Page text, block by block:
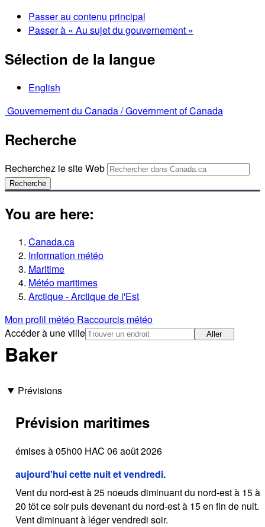
Passer au contenu principal
Passer à « Au sujet du gouvernement »
Sélection de la langue
English
Gouvernement du Canada /Government of Canada
Recherche
Recherchez le site Web
Recherche
You are here:
Canada.ca
Information météo
Maritime
Météo maritimes
Arctique - Arctique de l'Est
Mon profil météo Raccourcis météo
Accéder à une ville
Aller
Baker
Prévisions
Prévision maritimes
émises à 05h00 HAC 06 août 2026
aujourd'hui cette nuit et vendredi.
Vent du nord-est à 25 noeuds diminuant du nord-est à 15 à
20 tôt ce soir puis devenant du nord-est à 15 en fin de nuit.
Vent diminuant à léger vendredi soir.